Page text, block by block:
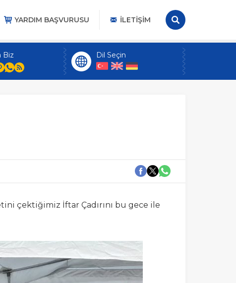
YARDIM BAŞVURUSU İLETIŞIM
Biz Dil Seçin
çektiğimiz İftar Çadırını bu gece ile